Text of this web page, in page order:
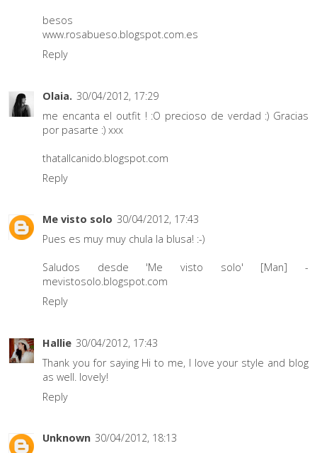
besos
www.rosabueso.blogspot.com.es
Reply
Olaia. 30/04/2012, 17:29
me encanta el outfit ! :O precioso de verdad :) Gracias
por pasarte :) xxx
thatallcanido.blogspot.com
Reply
Me visto solo 30/04/2012, 17:43
Pues es muy muy chula la blusa! :-)
Saludos desde 'Me visto solo' [Man] -
mevistosolo.blogspot.com
Reply
Hallie 30/04/2012, 17:43
Thank you for saying Hi to me, I love your style and blog
as well. lovely!
Reply
Unknown 30/04/2012, 18:13